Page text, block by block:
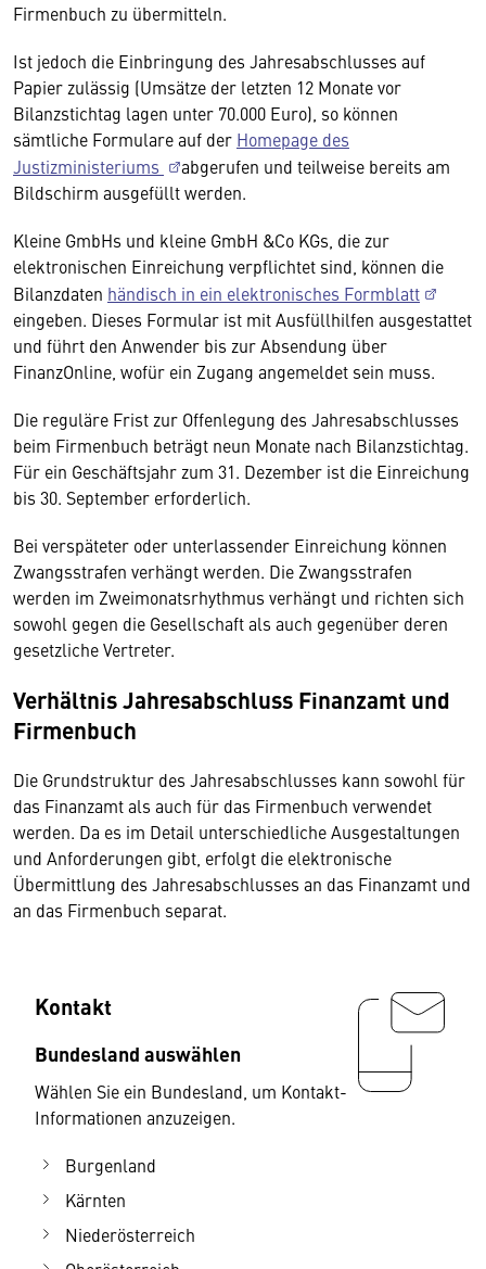
Firmenbuch zu übermitteln.
Ist jedoch die Einbringung des Jahresabschlusses auf
Papier zulässig (Umsätze der letzten 12 Monate vor
Bilanzstichtag lagen unter 70.000 Euro), so können
sämtliche Formulare auf der Homepage des
Justizministeriums
abgerufen und teilweise bereits am
Bildschirm ausgefüllt werden.
Kleine GmbHs und kleine GmbH &Co KGs, die zur
elektronischen Einreichung verpflichtet sind, können die
Bilanzdaten händisch in ein elektronisches Formblatt
eingeben. Dieses Formular ist mit Ausfüllhilfen ausgestattet
und führt den Anwender bis zur Absendung über
FinanzOnline, wofür ein Zugang angemeldet sein muss.
Die reguläre Frist zur Offenlegung des Jahresabschlusses
beim Firmenbuch beträgt neun Monate nach Bilanzstichtag.
Für ein Geschäftsjahr zum 31. Dezember ist die Einreichung
bis 30. September erforderlich.
Bei verspäteter oder unterlassender Einreichung können
Zwangsstrafen verhängt werden. Die Zwangsstrafen
werden im Zweimonatsrhythmus verhängt und richten sich
sowohl gegen die Gesellschaft als auch gegenüber deren
gesetzliche Vertreter.
Verhältnis Jahresabschluss Finanzamt und
Firmenbuch
Die Grundstruktur des Jahresabschlusses kann sowohl für
das Finanzamt als auch für das Firmenbuch verwendet
werden. Da es im Detail unterschiedliche Ausgestaltungen
und Anforderungen gibt, erfolgt die elektronische
Übermittlung des Jahresabschlusses an das Finanzamt und
an das Firmenbuch separat.
Kontakt
Bundesland auswählen
Wählen Sie ein Bundesland, um Kontakt-
Informationen anzuzeigen.
Burgenland
Kärnten
Niederösterreich